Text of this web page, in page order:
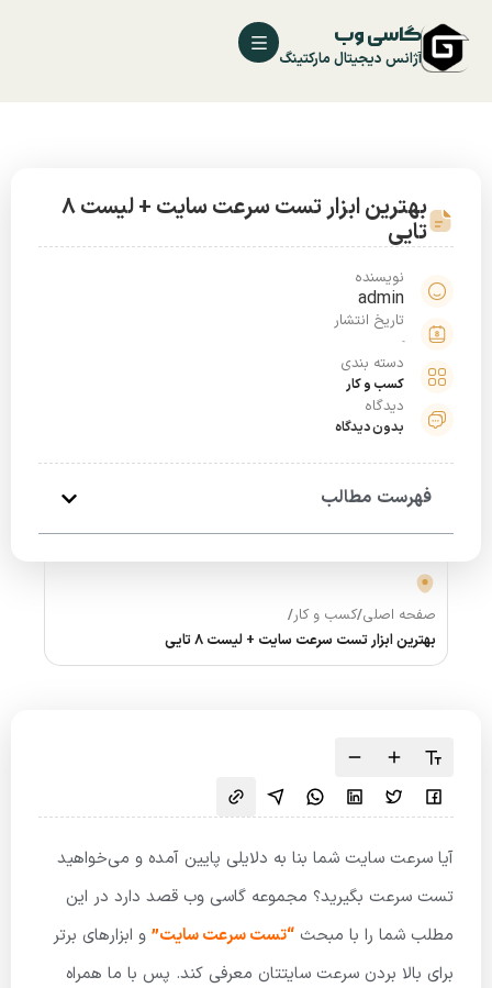
گاسی وب
آژانس دیجیتال مارکتینگ
بهترین ابزار تست سرعت سایت + لیست 8
تایی
نویسنده
admin
تاریخ انتشار
دسته بندی
کسب و کار
دیدگاه
بدون دیدگاه
فهرست مطالب
صفحه اصلی/کسب و کار/
بهترین ابزار تست سرعت سایت + لیست 8 تایی
آیا سرعت سایت شما بنا به دلایلی پایین آمده و می‌خواهید
تست سرعت بگیرید؟ مجموعه گاسی وب قصد دارد در این
مطلب شما را با مبحث “تست سرعت سایت” و ابزارهای برتر
برای بالا بردن سرعت سایتتان معرفی کند. پس با ما همراه